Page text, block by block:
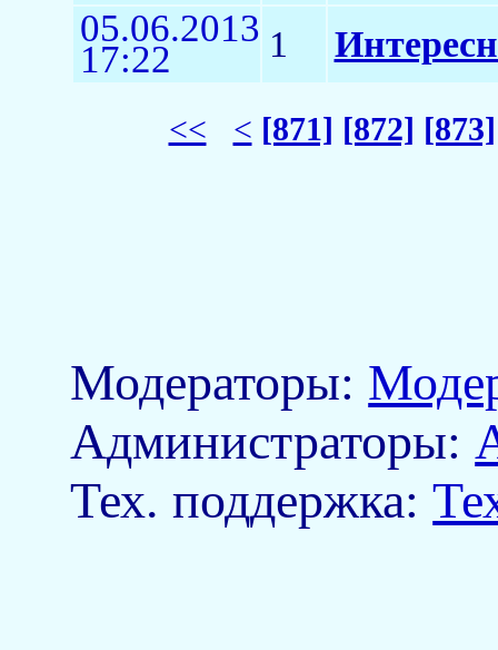
05.06.2013
17:22 1
<< < [871] [872] [873]
Модераторы:
Aдминистраторы:
Тех. поддержка: